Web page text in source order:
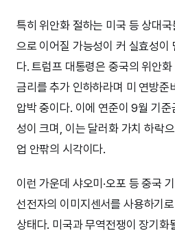
특히 위안화 절하는 미국 등 상대
으로 이어질 가능성이 커 실효성이
다. 트럼프 대통령은 중국의 위안
금리를 추가 인하하라며 미 연방준
압박 중이다. 이에 연준이 9월 기
성이 크며, 이는 달러화 가치 하락
업 안팎의 시각이다.
이런 가운데 샤오미·오포 등 중국
선전자의 이미지센서를 사용하기
상태다. 미국과 무역전쟁이 장기화